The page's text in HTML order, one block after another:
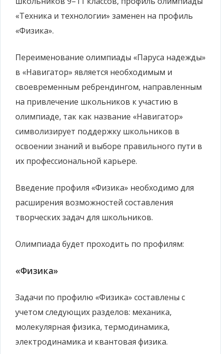
«Техника и технологии» заменен на профиль
«Физика».
Переименование олимпиады «Паруса надежды»
в «Навигатор» является необходимым и
своевременным ребрендингом, направленным
на привлечение школьников к участию в
олимпиаде, так как название «Навигатор»
символизирует поддержку школьников в
освоении знаний и выборе правильного пути в
их профессиональной карьере.
Введение профиля «Физика» необходимо для
расширения возможностей составления
творческих задач для школьников.
Олимпиада будет проходить по профилям:
«Физика»
Задачи по профилю «Физика» составлены с
учетом следующих разделов: механика,
молекулярная физика, термодинамика,
электродинамика и квантовая физика.